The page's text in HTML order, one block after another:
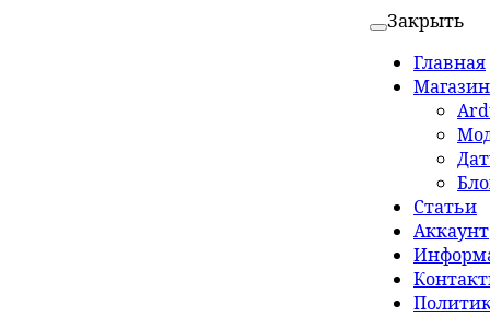
Закрыть
Главная
Магазин
Статьи
Аккаунт